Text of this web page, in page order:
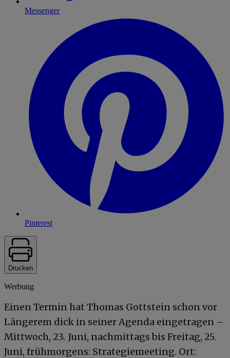
Messenger
Pinterest
Drucken
Werbung
Einen Termin hat Thomas Gottstein schon vor
Längerem dick in seiner Agenda eingetragen –
Mittwoch, 23. Juni, nachmittags bis Freitag, 25.
Juni, frühmorgens: Strategiemeeting. Ort: